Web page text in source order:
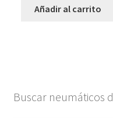
Añadir al carrito
Buscar neumáticos